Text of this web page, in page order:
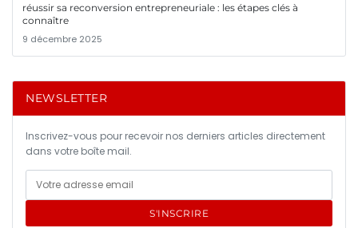
réussir sa reconversion entrepreneuriale : les étapes clés à
connaître
9 décembre 2025
NEWSLETTER
Inscrivez-vous pour recevoir nos derniers articles directement
dans votre boîte mail.
S'INSCRIRE